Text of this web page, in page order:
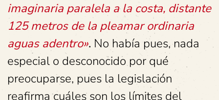
imaginaria paralela a la costa, distante
125 metros de la pleamar ordinaria
aguas adentro». No había pues, nada
especial o desconocido por qué
preocuparse, pues la legislación
reafirma cuáles son los límites del